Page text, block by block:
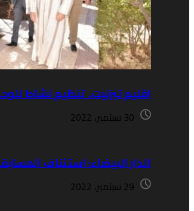
اقليم تيزنيت.. تنظيم نشاط
30 سبتمبر، 2022
الدار البيضاء: استئناف
29 سبتمبر، 2022